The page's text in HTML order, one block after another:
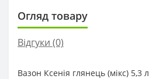
Огляд товару
Відгуки (0)
Вазон Ксенія глянець (мікс) 5,3 л